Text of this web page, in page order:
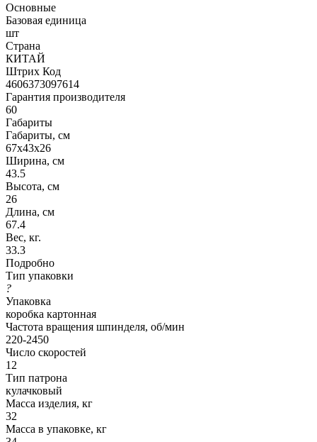
Основные
Базовая единица
шт
Страна
КИТАЙ
Штрих Код
4606373097614
Гарантия производителя
60
Габариты
Габариты, см
67х43х26
Ширина, см
43.5
Высота, см
26
Длина, см
67.4
Вес, кг.
33.3
Подробно
Тип упаковки
?
Упаковка
коробка картонная
Частота вращения шпинделя, об/мин
220-2450
Число скоростей
12
Тип патрона
кулачковый
Масса изделия, кг
32
Масса в упаковке, кг